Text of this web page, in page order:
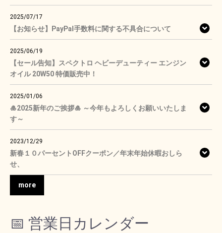
2025/07/17
【お知らせ】PayPal手数料に関する不具合について
2025/06/19
【セール告知】スペクトロ ヘビーデューティー エンジン
オイル 20W50 特価販売中！
2025/01/06
🎍2025新年のご挨拶🎍 ～今年もよろしくお願いいたしま
す～
2023/12/29
新春１０パーセントOFFクーポン／年末年始休暇おしら
せ、
more
📅 営業日カレンダー